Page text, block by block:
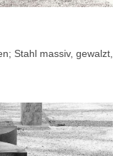
Stahl massiv, gewalzt,